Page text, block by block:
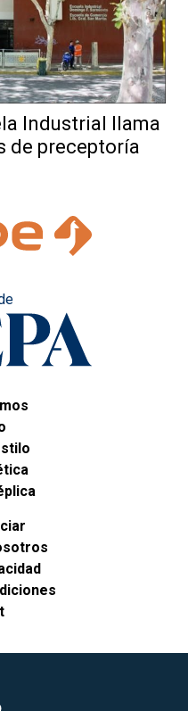
Industrial llama
de preceptoría